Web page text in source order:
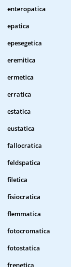
enteropatica
epatica
epesegetica
eremitica
ermetica
erratica
estatica
eustatica
fallocratica
feldspatica
filetica
fisiocratica
flemmatica
fotocromatica
fotostatica
frenetica